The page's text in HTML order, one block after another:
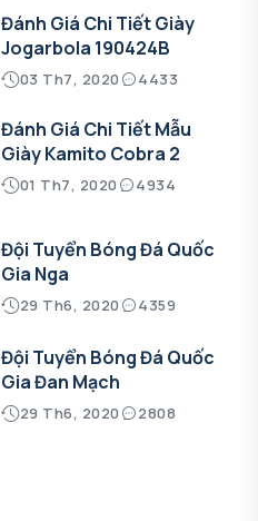
Đánh Giá Chi Tiết Giày
Jogarbola 190424B
03 Th7, 2020 4433
Đánh Giá Chi Tiết Mẫu
Giày Kamito Cobra 2
01 Th7, 2020 4934
Đội Tuyển Bóng Đá Quốc
Gia Nga
29 Th6, 2020 4359
Đội Tuyển Bóng Đá Quốc
Gia Đan Mạch
29 Th6, 2020 2808